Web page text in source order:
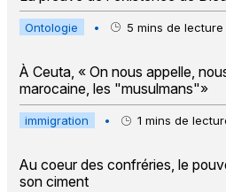
Ontologie • 5 mins de lecture
À Ceuta, « On nous appelle,
marocaine, les "musulmans"»
immigration • 1 mins de
Au coeur des confréries, le
son ciment